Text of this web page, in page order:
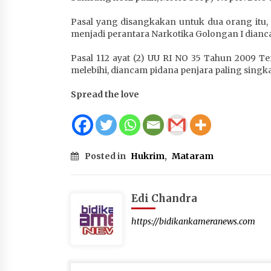
Pasal yang disangkakan untuk dua orang itu,
menjadi perantara Narkotika Golongan I
Pasal 112 ayat (2) UU RI NO 35 Tahun 2009
melebihi, diancam pidana penjara paling
Spread the love
Posted in Hukrim, Mataram
Edi Chandra
https://bidikankameranews.com